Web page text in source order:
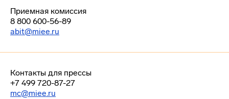
Приемная комиссия
8 800 600-56-89
abit@miee.ru
Контакты для прессы
+7 499 720-87-27
mc@miee.ru